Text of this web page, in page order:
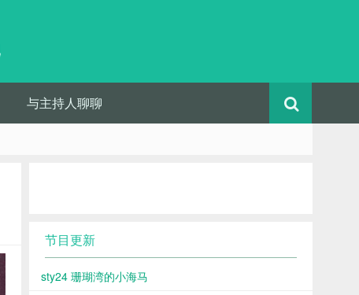
与主持人聊聊
节目更新
sty24 珊瑚湾的小海马